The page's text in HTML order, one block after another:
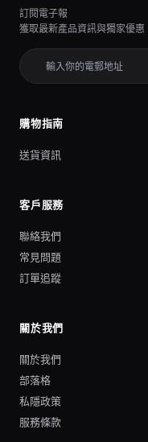
訂閱電子報
獲取最新產品資訊與獨家優惠
購物指南
送貨資訊
客戶服務
聯絡我們
常見問題
訂單追蹤
關於我們
關於我們
部落格
私隱政策
服務條款